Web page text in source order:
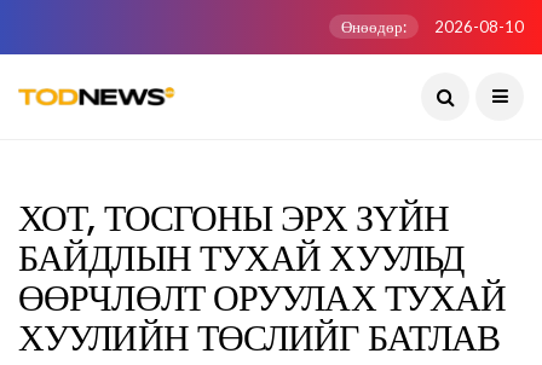
Өнөөдөр: 2026-08-10
ХОТ, ТОСГОНЫ ЭРХ ЗҮЙН
БАЙДЛЫН ТУХАЙ ХУУЛЬД
ӨӨРЧЛӨЛТ ОРУУЛАХ ТУХАЙ
ХУУЛИЙН ТӨСЛИЙГ БАТЛАВ